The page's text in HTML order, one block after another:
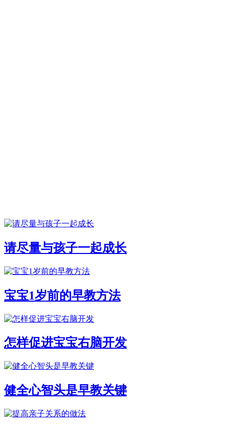
请尽量与孩子一起成长
宝宝1岁前的早教方法
怎样促进宝宝右脑开发
健全心智头是早教关键